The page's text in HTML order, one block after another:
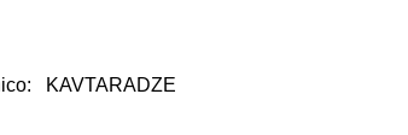
KAVTARADZE